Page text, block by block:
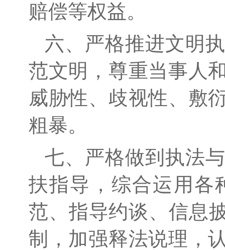
赔偿等权益。
六、严格推进文明
范文明，尊重当事人
威胁性、歧视性、敷
粗暴。
七、严格做到执法
扶指导，综合运用各
范、指导约谈、信息
制，加强释法说理，